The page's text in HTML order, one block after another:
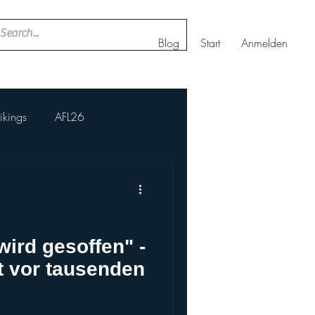
Blog Start Anmelden
AFL26
Cheer
gesoffen" -
vor tausenden